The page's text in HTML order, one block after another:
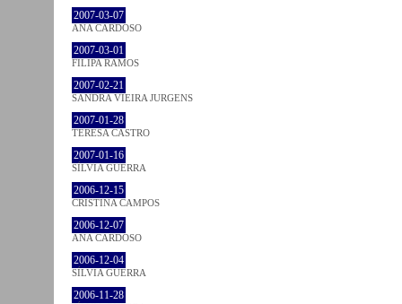
2007-03-07
ANA CARDOSO
2007-03-01
FILIPA RAMOS
2007-02-21
SANDRA VIEIRA JURGENS
2007-01-28
TERESA CASTRO
2007-01-16
SÍLVIA GUERRA
2006-12-15
CRISTINA CAMPOS
2006-12-07
ANA CARDOSO
2006-12-04
SÍLVIA GUERRA
2006-11-28